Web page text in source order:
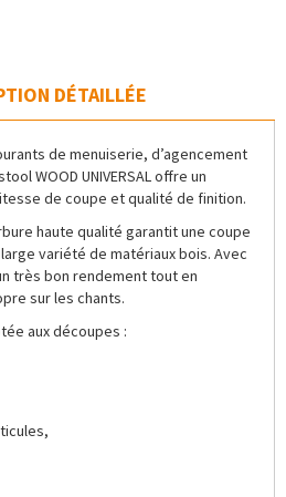
DÉTAILLÉE
de menuiserie, d’agencement
WOOD UNIVERSAL offre un
de coupe et qualité de finition.
haute qualité garantit une coupe
variété de matériaux bois. Avec
très bon rendement tout en
sur les chants.
aux découpes :